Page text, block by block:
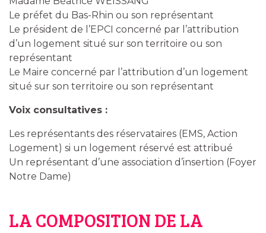
Le préfet du Bas-Rhin ou son représentant
Le président de l’EPCI concerné par l’attribution
d’un logement situé sur son territoire ou son
représentant
Le Maire concerné par l’attribution d’un logement
situé sur son territoire ou son représentant
Voix consultatives :
Les représentants des réservataires (EMS, Action
Logement) si un logement réservé est attribué
Un représentant d’une association d’insertion (Foyer
Notre Dame)
LA COMPOSITION DE LA